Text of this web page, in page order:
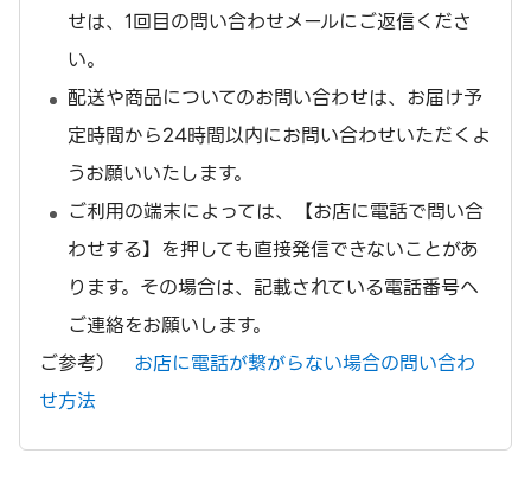
せは、1回目の問い合わせメールにご返信くださ
い。
配送や商品についてのお問い合わせは、お届け予
定時間から24時間以内にお問い合わせいただくよ
うお願いいたします。
ご利用の端末によっては、【お店に電話で問い合
わせする】を押しても直接発信できないことがあ
ります。その場合は、記載されている電話番号へ
ご連絡をお願いします。
ご参考） お店に電話が繋がらない場合の問い合わ
せ方法